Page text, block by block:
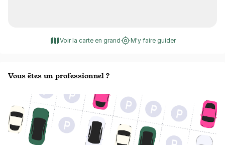
Voir la carte en grand M'y faire guider
Vous êtes un professionnel ?